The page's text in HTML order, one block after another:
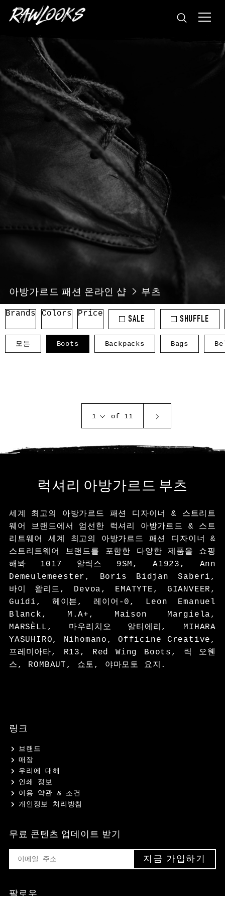
아방가르드 패션 온라인 샵 부츠
Brands Colors Price SALE SHUFFLE
모든 Backpacks Bags
Boots
1 of 11
럭셔리 아방가르드 부츠
세계 최고의 아방가르드 패션 디자이너 & 스트리트
웨어 브랜드에서 엄선한 럭셔리 아방가르드 & 스트
리트웨어 세계 최고의 아방가르드 패션 디자이너 &
스트리트웨어 브랜드를 포함한 다양한 제품을 쇼핑
해봐 1017 알릭스 9SM , A1923 , Ann
Demeulemeester , Boris Bidjan Saberi ,
바이 왈리드 , Devoa , EMATYTE , GIANVEER ,
Guidi , 헤이븐 , 레이어-0 , Leon Emanuel
Blanck , M.A+ , Maison Margiela ,
MARSÈLL , 마우리치오 알티에리 , MIHARA
YASUHIRO, Nihomano ,Officine Creative ,
프레미아타, R13 , Red Wing Boots , 릭 오웬
스 , ROMBAUT , 쇼토 , 야마모토 요지 .
링크
브랜드
매장
우리에 대해
인쇄 정보
이용 약관 & 조건
개인정보 처리방침
무료 콘텐츠 업데이트 받기
팔로우